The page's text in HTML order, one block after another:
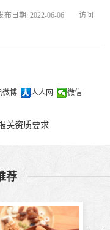
布日期: 2022-06-06 访问
微博 人人网 微信
关资质要求
荐
艇报关